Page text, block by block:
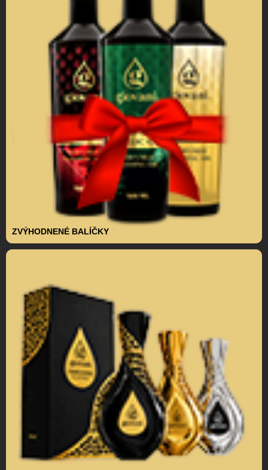
ZVÝHODNENÉ BALÍČKY